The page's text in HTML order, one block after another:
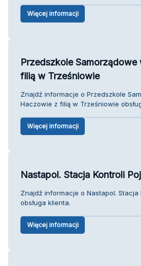
Więcej informacji
Przedszkole
filią w Trześniowie
Znajdź informacje o Przedszkole
Haczowie z filią w Trześniowie
Więcej informacji
Nastapol. Stacja Kontroli
Znajdź informacje o Nastapol. Stacja
obsługa klienta.
Więcej informacji